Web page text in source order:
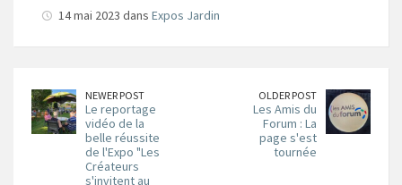
14 mai 2023 dans Expos Jardin
NEWER POST
Le reportage
vidéo de la
belle réussite
de l'Expo "Les
Créateurs
s'invitent au
OLDER POST
Les Amis du
Forum : La
page s'est
tournée